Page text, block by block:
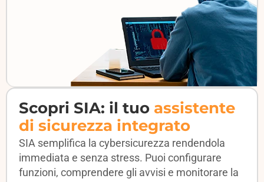
Scopri SIA: il tuo assistente
di sicurezza integrato
SIA semplifica la cybersicurezza rendendola
immediata e senza stress. Puoi configurare
funzioni, comprendere gli avvisi e monitorare la